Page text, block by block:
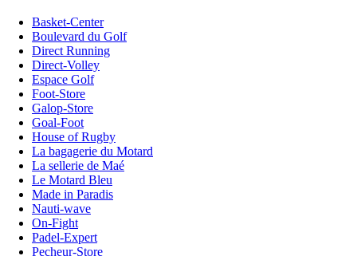
Basket-Center
Boulevard du Golf
Direct Running
Direct-Volley
Espace Golf
Foot-Store
Galop-Store
Goal-Foot
House of Rugby
La bagagerie du Motard
La sellerie de Maé
Le Motard Bleu
Made in Paradis
Nauti-wave
On-Fight
Padel-Expert
Pecheur-Store